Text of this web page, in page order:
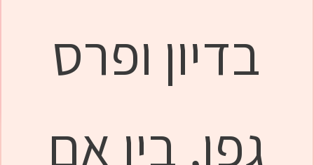
בדיון ופרס
גפן, בין אם